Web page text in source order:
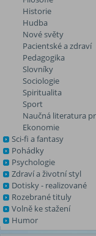
Historie
Hudba
Nové světy
Pacientské a zdraví
Pedagogika
Slovníky
Sociologie
Spiritualita
Sport
Naučná literatura
Ekonomie
Sci-fi a fantasy
Pohádky
Psychologie
Zdraví a životní styl
Dotisky - realizované
Rozebrané tituly
Volně ke stažení
Humor